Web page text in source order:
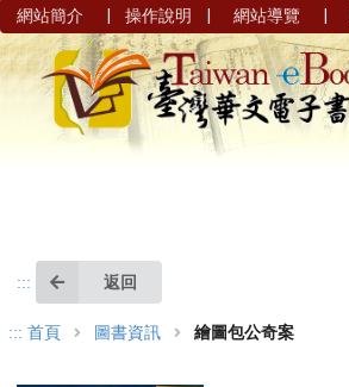
網站簡介 | 操作說明 | 網站導覽 |
::: 返回
::: 首頁 圖書資訊 繪圖包公奇案